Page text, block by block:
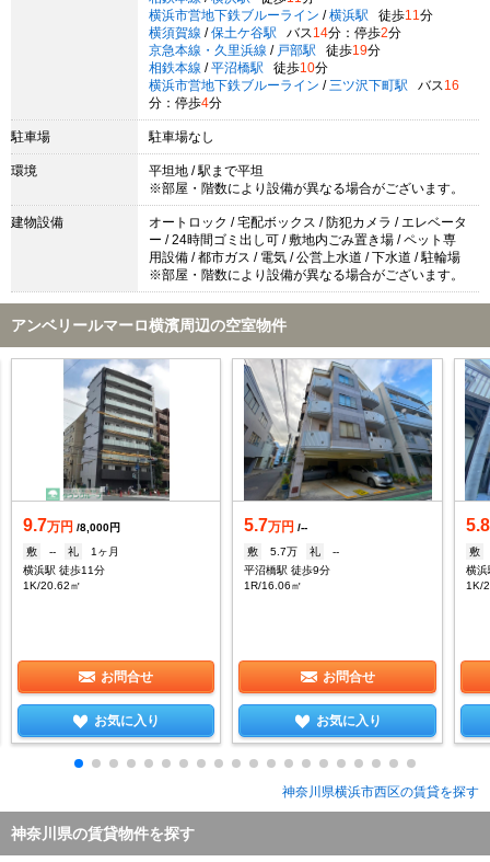
横浜市営地下鉄ブルーライン / 横浜駅 徒歩11 分
横須賀線 / 保土ケ谷駅 バス 14分：停歩2分
京急本線・久里浜線 / 戸部駅 徒歩19分
相鉄本線 / 平沼橋駅 徒歩10分
横浜市営地下鉄ブルーライン / 三ツ沢下町駅 バス 16
分：停歩4分
駐車場 駐車場なし
環境
平坦地 / 駅まで平坦
※部屋・階数により設備が異なる場合がございます。
建物設備
オートロック / 宅配ボックス / 防犯カメラ / エレベータ
ー / 24時間ゴミ出し可 / 敷地内ごみ置き場 / ペット専
用設備 / 都市ガス / 電気 / 公営上水道 / 下水道 / 駐輪場
※部屋・階数により設備が異なる場合がございます。
アンベリールマーロ横濱周辺の空室物件
9.7万円 /8,000円
敷
-- 礼
1ヶ月
横浜駅 徒歩11分
1K/20.62㎡
お問合せ
お気に入り
5.7万円 /--
敷
5.7万 礼
--
平沼橋駅 徒歩9分
1R/16.06㎡
お問合せ
お気に入り
5.8
敷
横
1K/
神奈川県横浜市西区の賃貸を探す
神奈川県の賃貸物件を探す